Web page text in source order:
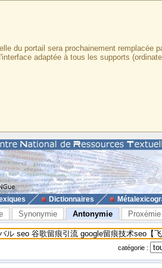
du portail sera prochainement remplacée
adaptée à tous les supports
Dictionnaires
Synonymie Antonymie Proxémie
catégorie :